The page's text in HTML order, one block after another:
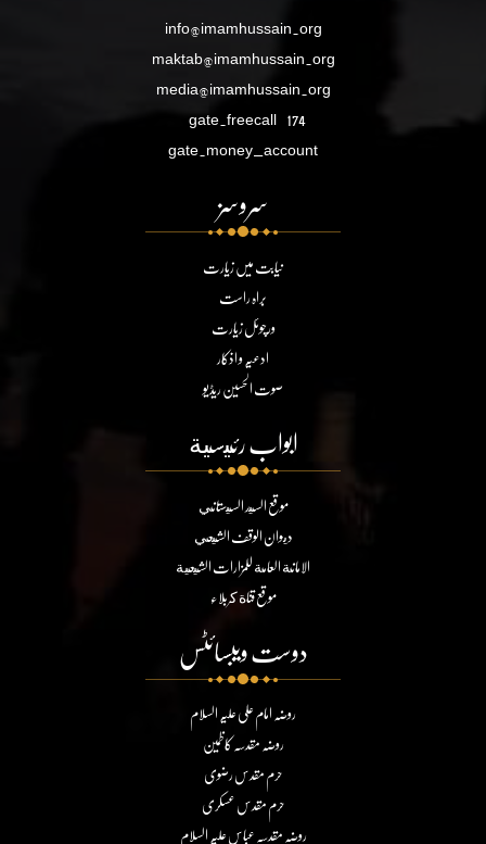
info@imamhussain.org
maktab@imamhussain.org
media@imamhussain.org
gate.freecall 174
gate.money_account
سروسز
نیابت میں زیارت
براہ راست
ورچوئل زیارت
ادعیہ و اذکار
صوت الحسین ریڈیو
ابواب رئيسية
موقع السيد السيستاني
ديوان الوقف الشيعي
الامانة العامة للمزارات الشيعية
موقع قناة كربلاء
دوست ویبسائٹس
روضہ امام علی علیہ السلام
روضہ مقدسہ کاظمین
حرم مقدس رضوی
حرم مقدس عسکری
روضہ مقدسہ عباس علیہ السلام